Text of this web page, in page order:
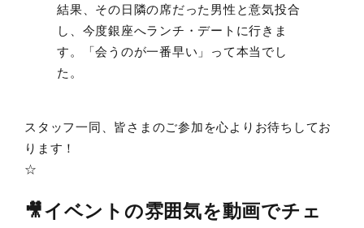
結果、その日隣の席だった男性と意気投合
し、今度銀座へランチ・デートに行きま
す。「会うのが一番早い」って本当でし
た。
スタッフ一同、皆さまのご参加を心よりお待ちしてお
ります！
☆
🎥イベントの雰囲気を動画でチェ